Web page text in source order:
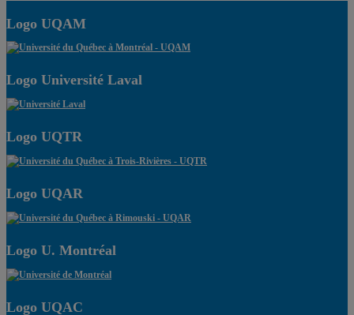
Logo UQAM
Logo Université Laval
Logo UQTR
Logo UQAR
Logo U. Montréal
Logo UQAC